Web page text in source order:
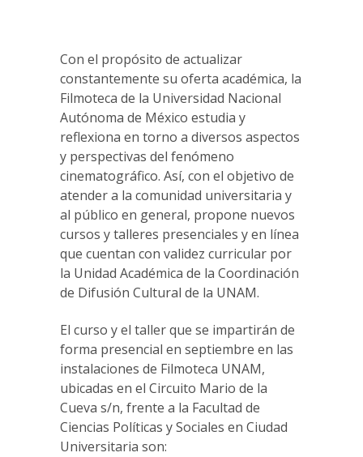
Con el propósito de actualizar
constantemente su oferta académica, la
Filmoteca de la Universidad Nacional
Autónoma de México estudia y
reflexiona en torno a diversos aspectos
y perspectivas del fenómeno
cinematográfico. Así, con el objetivo de
atender a la comunidad universitaria y
al público en general, propone nuevos
cursos y talleres presenciales y en línea
que cuentan con validez curricular por
la Unidad Académica de la Coordinación
de Difusión Cultural de la UNAM.
El curso y el taller que se impartirán de
forma presencial en septiembre en las
instalaciones de Filmoteca UNAM,
ubicadas en el Circuito Mario de la
Cueva s/n, frente a la Facultad de
Ciencias Políticas y Sociales en Ciudad
Universitaria son: